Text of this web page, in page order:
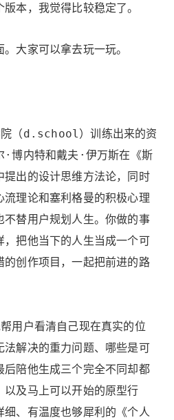
本，我觉得比较稳定了。
大家可以拿去玩一玩。
院（d.school）训练出来的资
·博内特和戴夫·伊万斯在《斯
出的设计思维方法论，同时
流理论和塞利格曼的积极心理
不替用户规划人生。你做的事
把他当下的人生当成一个可
的创作项目，一起把前进的路
用户看清自己现在真实的位
法解决的重力问题、哪些是可
后陪他生成三个完全不同却都
以及马上可以开始的原型行
、有温度也够犀利的《个人